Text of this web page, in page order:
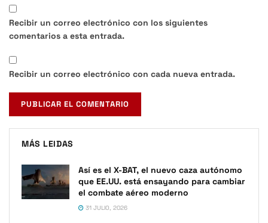
Recibir un correo electrónico con los siguientes
comentarios a esta entrada.
Recibir un correo electrónico con cada nueva entrada.
MÁS LEIDAS
Así es el X-BAT, el nuevo caza autónomo
que EE.UU. está ensayando para cambiar
el combate aéreo moderno
31 JULIO, 2026